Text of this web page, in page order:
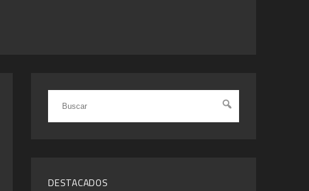
DESTACADOS